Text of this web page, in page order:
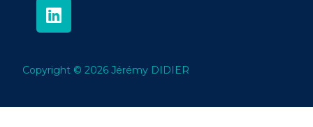
Copyright © 2026 Jérémy DIDIER